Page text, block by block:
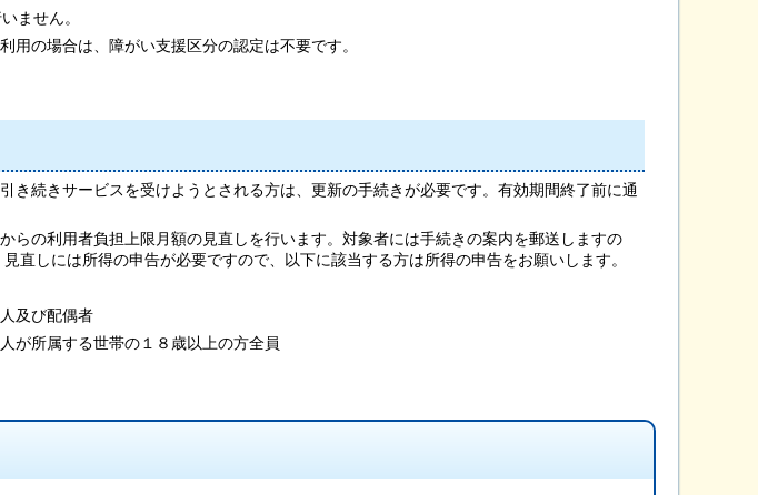
ません。
の場合は、障がい支援区分の認定は不要です。
き続きサービスを受けようとされる方は、更新の手続きが必要です。有効期間終了前に通
らの利用者負担上限月額の見直しを行います。対象者には手続きの案内を郵送しますの
直しには所得の申告が必要ですので、以下に該当する方は所得の申告をお願いします。
及び配偶者
所属する世帯の１８歳以上の方全員